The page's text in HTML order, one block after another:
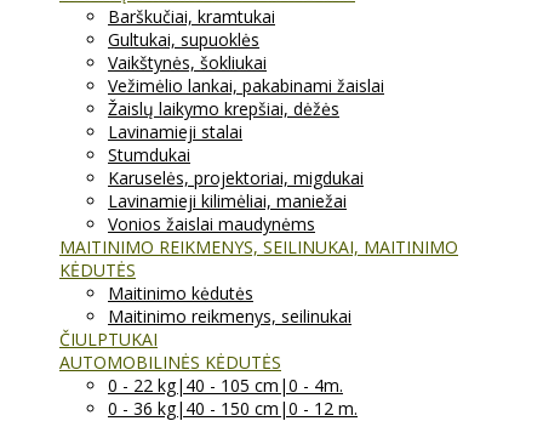
Barškučiai, kramtukai
Gultukai, supuoklės
Vaikštynės, šokliukai
Vežimėlio lankai, pakabinami žaislai
Žaislų laikymo krepšiai, dėžės
Lavinamieji stalai
Stumdukai
Karuselės, projektoriai, migdukai
Lavinamieji kilimėliai, maniežai
Vonios žaislai maudynėms
MAITINIMO REIKMENYS, SEILINUKAI, MAITINIMO
KĖDUTĖS
Maitinimo kėdutės
Maitinimo reikmenys, seilinukai
ČIULPTUKAI
AUTOMOBILINĖS KĖDUTĖS
0 - 22 kg|40 - 105 cm|0 - 4m.
0 - 36 kg|40 - 150 cm|0 - 12 m.